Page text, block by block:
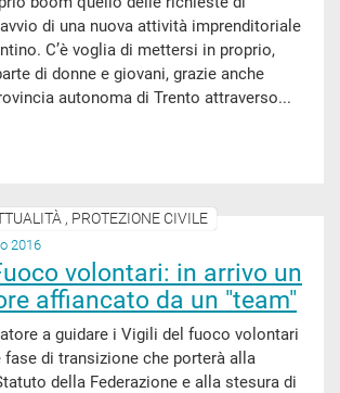
di una nuova attività imprenditoriale
C’è voglia di mettersi in proprio,
di donne e giovani, grazie anche
autonoma di Trento attraverso...
, PROTEZIONE CIVILE
2016
volontari: in arrivo un
affiancato da un "team"
a guidare i Vigili del fuoco volontari
fase di transizione che porterà alla
della Federazione e alla stesura di